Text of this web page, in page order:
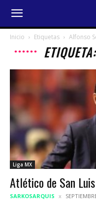
Inicio Etiquetas Alfonso
Liga MX
Atlético de San
SARKOSARQUIS